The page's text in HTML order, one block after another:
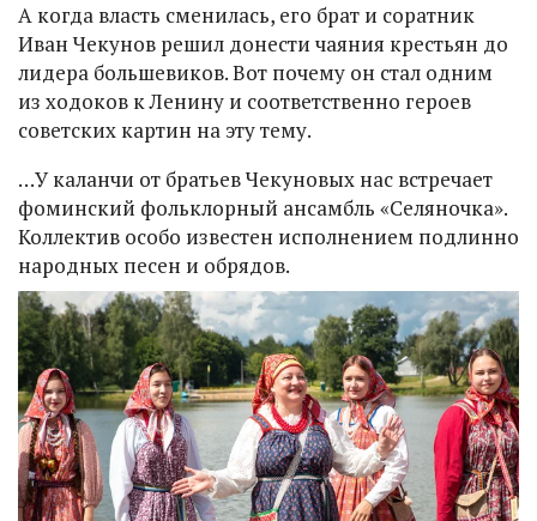
А когда власть сменилась, его брат и соратник
Иван Чекунов решил донести чаяния крестьян до
лидера большевиков. Вот почему он стал одним
из ходоков к Ленину и соответственно героев
советских картин на эту тему.
…У каланчи от братьев Чекуновых нас встречает
фоминский фольклорный ансамбль «Селяночка».
Коллектив особо известен исполнением подлинно
народных песен и обрядов.